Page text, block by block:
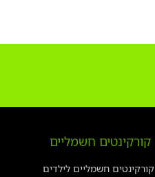
קורקינטים חשמליים
קורקינטים חשמליים לילדים